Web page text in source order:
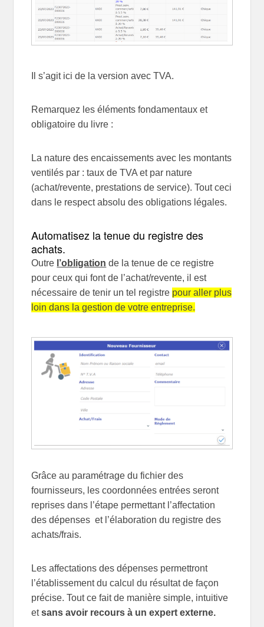
Il s’agit ici de la version avec TVA.
Remarquez les éléments fondamentaux et
obligatoire du livre :
La nature des encaissements avec les montants
ventilés par : taux de TVA et par nature
(achat/revente, prestations de service). Tout ceci
dans le respect absolu des obligations légales.
Automatisez la tenue du registre des
achats.
Outre l’obligation de la tenue de ce registre
pour ceux qui font de l’achat/revente, il est
nécessaire de tenir un tel registre pour aller plus
loin dans la gestion de votre entreprise.
Grâce au paramétrage du fichier des
fournisseurs, les coordonnées entrées seront
reprises dans l’étape permettant l’affectation
des dépenses et l’élaboration du registre des
achats/frais.
Les affectations des dépenses permettront
l’établissement du calcul du résultat de façon
précise. Tout ce fait de manière simple, intuitive
etsans avoir recours à un expert externe.